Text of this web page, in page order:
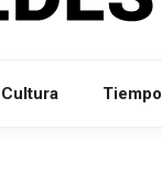
Cultura Tiempo